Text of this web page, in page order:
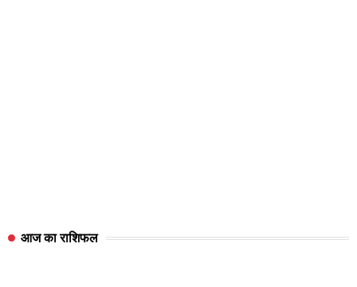
आज का राशिफल